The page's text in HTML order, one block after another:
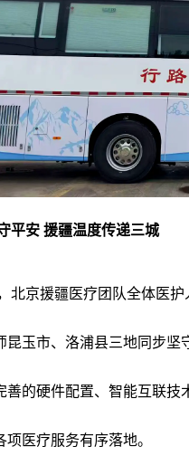
平安 援疆温度传递三城
北京援疆医疗团队全体医
昆玉市、洛浦县三地同步
善的硬件配置、智能互联
医疗服务有序落地。